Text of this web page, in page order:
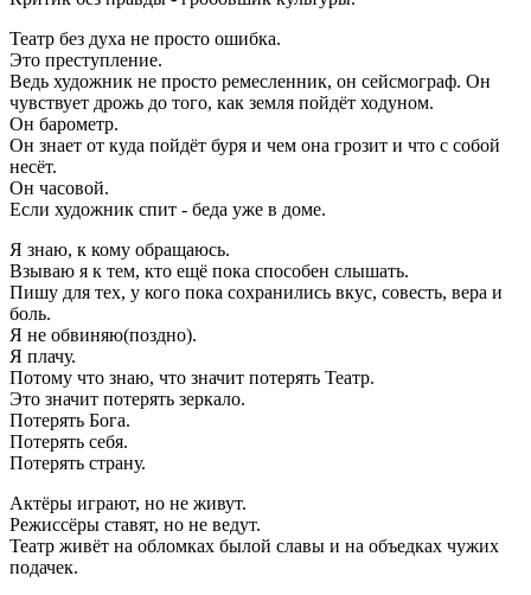
Театр без духа не просто ошибка.
Это преступление.
Ведь художник не просто ремесленник, он сейсмограф. Он
чувствует дрожь до того, как земля пойдёт ходуном.
Он барометр.
Он знает от куда пойдёт буря и чем она грозит и что с собой
несёт.
Он часовой.
Если художник спит - беда уже в доме.
Я знаю, к кому обращаюсь.
Взываю я к тем, кто ещё пока способен слышать.
Пишу для тех, у кого пока сохранились вкус, совесть, вера и
боль.
Я не обвиняю(поздно).
Я плачу.
Потому что знаю, что значит потерять Театр.
Это значит потерять зеркало.
Потерять Бога.
Потерять себя.
Потерять страну.
Актёры играют, но не живут.
Режиссёры ставят, но не ведут.
Театр живёт на обломках былой славы и на объедках чужих
подачек.